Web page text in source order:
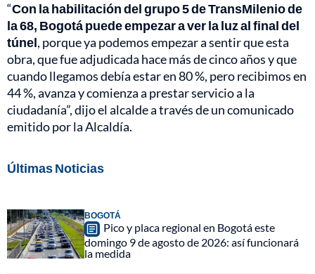
“Con la habilitación del grupo 5 de TransMilenio de
la 68, Bogotá puede empezar a ver la luz al final del
túnel, porque ya podemos empezar a sentir que esta
obra, que fue adjudicada hace más de cinco años y que
cuando llegamos debía estar en 80 %, pero recibimos en
44 %, avanza y comienza a prestar servicio a la
ciudadanía”, dijo el alcalde a través de un comunicado
emitido por la Alcaldía.
Últimas Noticias
BOGOTÁ
Pico y placa regional en Bogotá este
domingo 9 de agosto de 2026: así funcionará
la medida